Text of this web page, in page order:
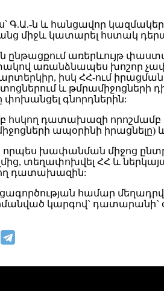
Գ.Ա.-ն և հանցավոր
միջև կատարել հստակ
առերևույթ
առանձնապես խոշոր
իսկ ՀՀ-ում
և թմրամիջոցների
փոխանցել գնորդներին:
դատախազի որոշմամբ
ապօրինի իրացնելը)
խափանման միջոց
տեղափոխվել ՀՀ և
դատախազին:
համար
կարգով` դատարանի`